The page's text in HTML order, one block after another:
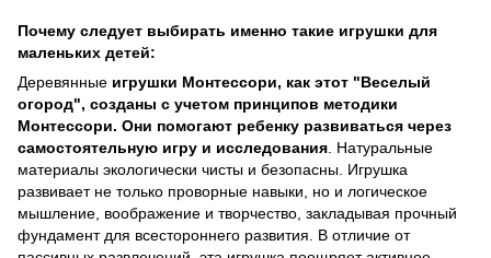
Почему следует выбирать именно такие игрушки для
маленьких детей:
Деревянные игрушки Монтессори, как этот "Веселый
огород", созданы с учетом принципов методики
Монтессори. Они помогают ребенку развиваться через
самостоятельную игру и исследования . Натуральные
материалы экологически чисты и безопасны. Игрушка
развивает не только проворные навыки, но и логическое
мышление, воображение и творчество, закладывая прочный
фундамент для всестороннего развития. В отличие от